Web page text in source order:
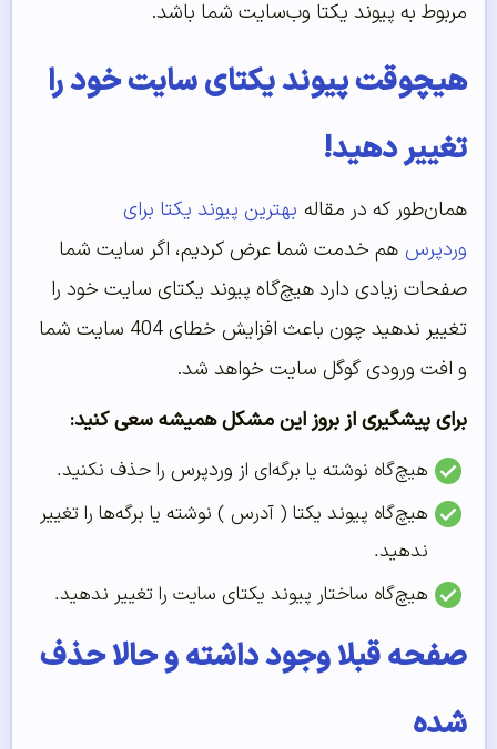
مربوط به پیوند یکتا وب‌سایت شما باشد.
هیچوقت پیوند یکتای سایت خود را
تغییر دهید!
همان‌طور که در مقاله بهترین پیوند یکتا برای
وردپرس هم خدمت شما عرض کردیم، اگر سایت شما
صفحات زیادی دارد هیچ‌گاه پیوند یکتای سایت خود را
تغییر ندهید چون باعث افزایش خطای 404 سایت شما
و افت ورودی گوگل سایت خواهد شد.
برای پیشگیری از بروز این مشکل همیشه سعی کنید:
هیچ‌گاه نوشته یا برگه‌ای از وردپرس را حذف نکنید.
هیچ‌گاه پیوند یکتا ( آدرس ) نوشته یا برگه‌ها را تغییر
ندهید.
هیچ‌گاه ساختار پیوند یکتای سایت را تغییر ندهید.
صفحه قبلا وجود داشته و حالا حذف
شده